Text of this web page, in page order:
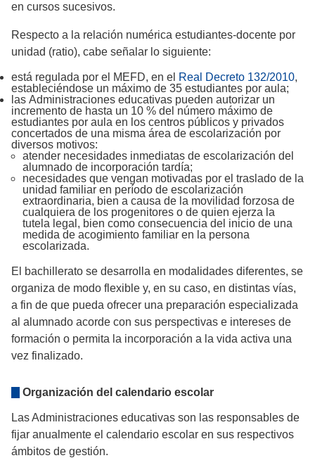
en cursos sucesivos.
Respecto a la relación numérica estudiantes-docente por
unidad (ratio), cabe señalar lo siguiente:
está regulada por el MEFD, en el Real Decreto 132/2010,
estableciéndose un máximo de 35 estudiantes por aula;
las Administraciones educativas pueden autorizar un
incremento de hasta un 10 % del número máximo de
estudiantes por aula en los centros públicos y privados
concertados de una misma área de escolarización por
diversos motivos:
atender necesidades inmediatas de escolarización del
alumnado de incorporación tardía;
necesidades que vengan motivadas por el traslado de la
unidad familiar en período de escolarización
extraordinaria, bien a causa de la movilidad forzosa de
cualquiera de los progenitores o de quien ejerza la
tutela legal, bien como consecuencia del inicio de una
medida de acogimiento familiar en la persona
escolarizada.
El bachillerato se desarrolla en modalidades diferentes, se
organiza de modo flexible y, en su caso, en distintas vías,
a fin de que pueda ofrecer una preparación especializada
al alumnado acorde con sus perspectivas e intereses de
formación o permita la incorporación a la vida activa una
vez finalizado.
Organización del calendario escolar
Las Administraciones educativas son las responsables de
fijar anualmente el calendario escolar en sus respectivos
ámbitos de gestión.